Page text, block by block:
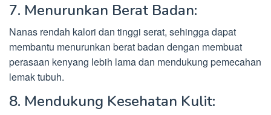
7. Menurunkan Berat Badan:
Nanas rendah kalori dan tinggi serat, sehingga dapat
membantu menurunkan berat badan dengan membuat
perasaan kenyang lebih lama dan mendukung pemecahan
lemak tubuh.
8. Mendukung Kesehatan Kulit: